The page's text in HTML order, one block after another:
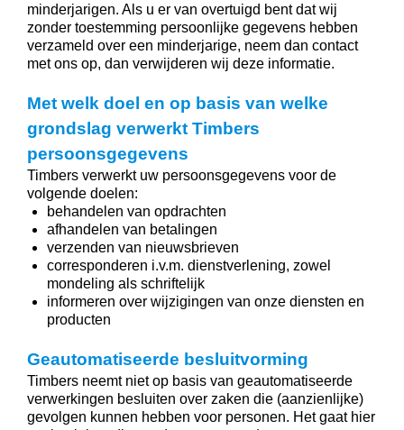
minderjarigen. Als u er van overtuigd bent dat wij
zonder toestemming persoonlijke gegevens hebben
verzameld over een minderjarige, neem dan contact
met ons op, dan verwijderen wij deze informatie.
Met welk doel en op basis van welke
grondslag verwerkt Timbers
persoonsgegevens
Timbers verwerkt uw persoonsgegevens voor de
volgende doelen:
behandelen van opdrachten
afhandelen van betalingen
verzenden van nieuwsbrieven
corresponderen i.v.m. dienstverlening, zowel
mondeling als schriftelijk
informeren over wijzigingen van onze diensten en
producten
Geautomatiseerde besluitvorming
Timbers neemt niet op basis van geautomatiseerde
verwerkingen besluiten over zaken die (aanzienlijke)
gevolgen kunnen hebben voor personen. Het gaat hier